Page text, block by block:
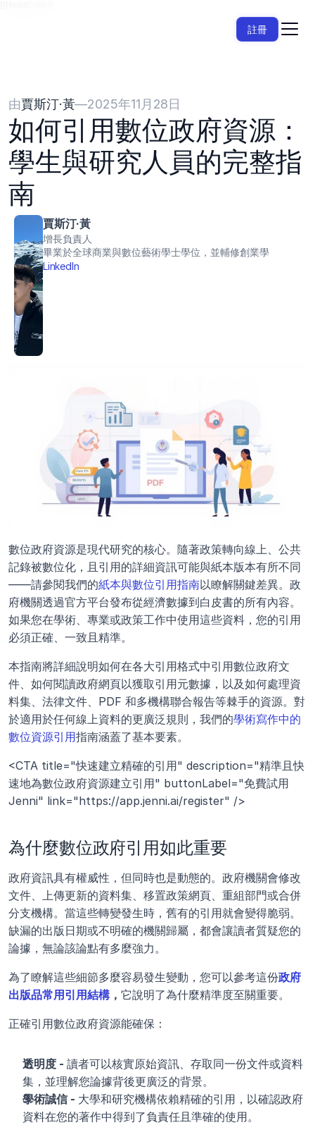
註冊
由賈斯汀·黃—2025年11月28日
如何引用數位政府資源：
學生與研究人員的完整指
南
賈斯汀·黃
增長負責人
畢業於全球商業與數位藝術學士學位，並輔修創業學
LinkedIn
數位政府資源是現代研究的核心。隨著政策轉向線上、公共
記錄被數位化，且引用的詳細資訊可能與紙本版本有所不同
——請參閱我們的紙本與數位引用指南以瞭解關鍵差異。政
府機關透過官方平台發布從經濟數據到白皮書的所有內容。
如果您在學術、專業或政策工作中使用這些資料，您的引用
必須正確、一致且精準。
本指南將詳細說明如何在各大引用格式中引用數位政府文
件、如何閱讀政府網頁以獲取引用元數據，以及如何處理資
料集、法律文件、PDF 和多機構聯合報告等棘手的資源。對
於適用於任何線上資料的更廣泛規則，我們的學術寫作中的
數位資源引用指南涵蓋了基本要素。
<CTA title="快速建立精確的引用" description="精準且快
速地為數位政府資源建立引用" buttonLabel="免費試用
Jenni" link="https://app.jenni.ai/register" />
為什麼數位政府引用如此重要
政府資訊具有權威性，但同時也是動態的。政府機關會修改
文件、上傳更新的資料集、移置政策網頁、重組部門或合併
分支機構。當這些轉變發生時，舊有的引用就會變得脆弱。
缺漏的出版日期或不明確的機關歸屬，都會讓讀者質疑您的
論據，無論該論點有多麼強力。
為了瞭解這些細節多麼容易發生變動，您可以參考這份政府
出版品常用引用結構 ， 它說明了為什麼精準度至關重要。
正確引用數位政府資源能確保：
透明度 - 讀者可以核實原始資訊、存取同一份文件或資料
集，並理解您論據背後更廣泛的背景。
學術誠信 - 大學和研究機構依賴精確的引用，以確認政府
資料在您的著作中得到了負責任且準確的使用。